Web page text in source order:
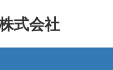
式会社